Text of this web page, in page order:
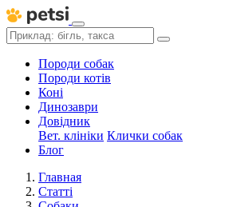
Породи собак
Породи котів
Коні
Динозаври
Довідник
Вет. клініки Клички собак
Блог
Главная
Статті